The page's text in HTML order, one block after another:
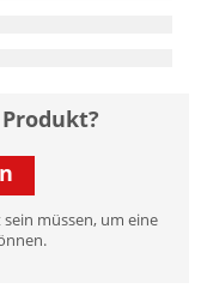
müssen, um eine